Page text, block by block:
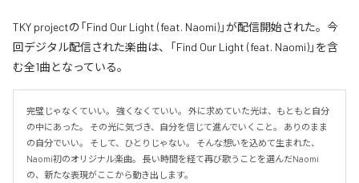
TKY projectの「Find Our Light (feat. Naomi)」が配信開始された。今
回デジタル配信された楽曲は、「Find Our Light (feat. Naomi)」を含
む全1曲となっている。
完璧じゃなくていい。 強くなくていい。 外に求めていた光は、もともと自分
の中にあった。 その光に気づき、自分を信じて進んでいくこと。 ありのまま
の自分でいい。 そして、ひとりじゃない。 そんな想いを込めて生まれた、
Naomi初のオリジナル楽曲。 長い時間を経て再び歌うことを選んだNaomi
の、新たな表現がここから動き出します。